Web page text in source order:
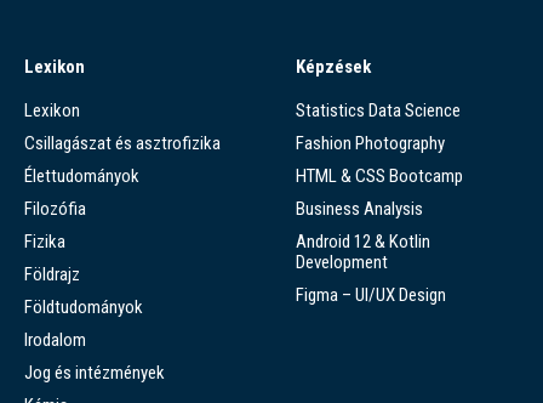
Lexikon
Lexikon
Csillagászat és asztrofizika
Élettudományok
Filozófia
Fizika
Földrajz
Földtudományok
Irodalom
Jog és intézmények
Képzések
Statistics Data Science
Fashion Photography
HTML & CSS Bootcamp
Business Analysis
Android 12 & Kotlin
Development
Figma – UI/UX Design